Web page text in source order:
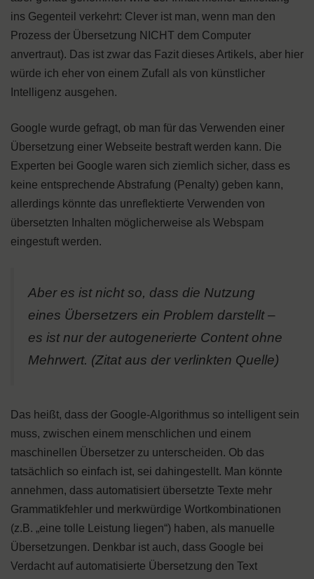
ins Gegenteil verkehrt: Clever ist man, wenn man den
Prozess der Übersetzung NICHT dem Computer
anvertraut). Das ist zwar das Fazit dieses Artikels, aber hier
würde ich eher von einem Zufall als von künstlicher
Intelligenz ausgehen.
Google wurde gefragt, ob man für das Verwenden einer
Übersetzung einer Webseite bestraft werden kann. Die
Experten bei Google waren sich ziemlich sicher, dass es
keine entsprechende Abstrafung (Penalty) geben kann,
allerdings könnte das unreflektierte Verwenden von
übersetzten Inhalten möglicherweise als Webspam
eingestuft werden.
Aber es ist nicht so, dass die Nutzung
eines Übersetzers ein Problem darstellt –
es ist nur der autogenerierte Content ohne
Mehrwert. (Zitat aus der verlinkten Quelle)
Das heißt, dass der Google-Algorithmus so intelligent sein
muss, zwischen einem menschlichen und einem
maschinellen Übersetzer zu unterscheiden. Ob das
tatsächlich so einfach ist, sei dahingestellt. Man könnte
annehmen, dass automatisiert übersetzte Texte mehr
Grammatikfehler und merkwürdige Wortkombinationen
(z.B. „eine tolle Leistung liegen“) haben, als manuelle
Übersetzungen. Denkbar ist auch, dass Google bei
Verdacht auf automatisierte Übersetzung den Text